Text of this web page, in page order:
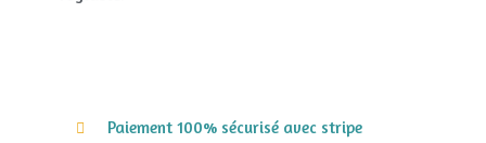
Paiement 100% sécurisé avec stripe